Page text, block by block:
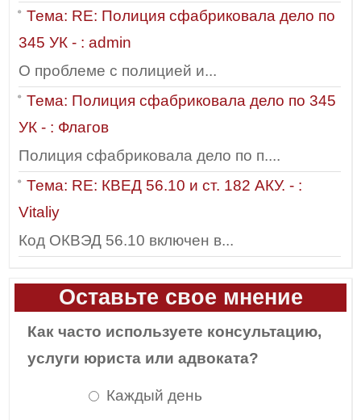
Тема: RE: Полиция сфабриковала дело по
345 УК - : admin
О проблеме с полицией и...
Тема: Полиция сфабриковала дело по 345
УК - : Флагов
Полиция сфабриковала дело по п....
Тема: RE: КВЕД 56.10 и ст. 182 АКУ. - :
Vitaliy
Код ОКВЭД 56.10 включен в...
Оставьте свое мнение
Как часто используете консультацию,
услуги юриста или адвоката?
Каждый день